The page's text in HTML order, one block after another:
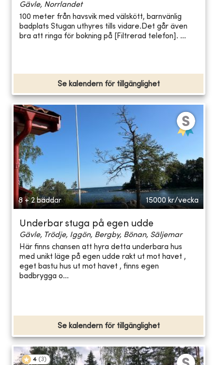
Gävle, Norrlandet
100 meter från havsvik med välskött, barnvänlig
badplats Stugan uthyres tills vidare.Det går även
bra att ringa för bokning på [Filtrerad telefon]. ...
Se kalendern för tillgänglighet
8 + 2 bäddar 15000 kr/vecka
Underbar stuga på egen udde
Gävle, Trödje, Iggön, Bergby, Bönan, Säljemar
Här finns chansen att hyra detta underbara hus
med unikt läge på egen udde rakt ut mot havet ,
eget bastu hus ut mot havet , finns egen
badbrygga o...
Se kalendern för tillgänglighet
4 (3)